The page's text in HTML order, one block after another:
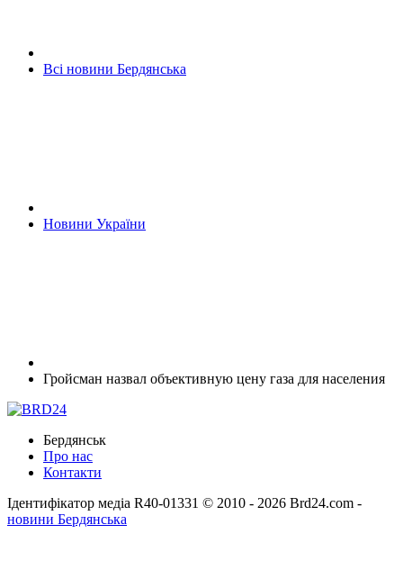
Всі новини Бердянська
Новини України
Гройсман назвал объективную цену газа для населения
Бердянськ
Про нас
Контакти
Ідентифікатор медіа R40-01331 © 2010 - 2026 Brd24.com -
новини Бердянська